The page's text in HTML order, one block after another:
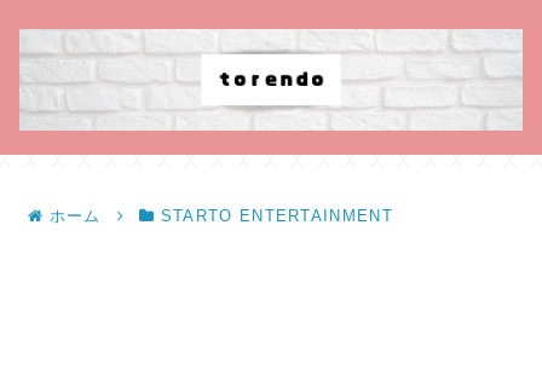
ホーム STARTO ENTERTAINMENT